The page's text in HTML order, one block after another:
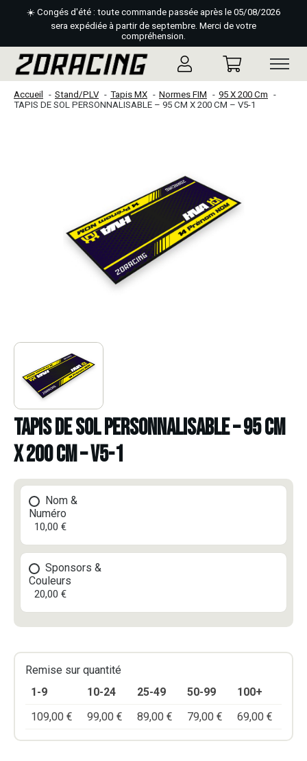
☀️ Congés d'été : toute commande passée après le 05/08/2026
sera expédiée à partir de septembre. Merci de votre
compréhension.
Accueil Stand/PLV Tapis MX Normes FIM
95 X 200 Cm
TAPIS DE SOL PERSONNALISABLE – 95 CM X 200 CM – V5-1
TAPIS DE SOL PERSONNALISABLE – 95 CM
X 200 CM – V5-1
Nom &
Numéro
10,00 €
Sponsors &
Couleurs
20,00 €
Remise sur quantité
1-9
10-24 25-49 50-99
100+
109,00 € 99,00 € 89,00 € 79,00 € 69,00 €